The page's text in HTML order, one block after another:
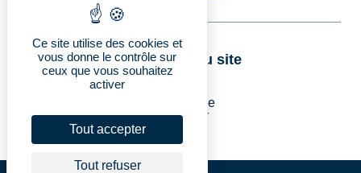
Rubriques du site
Vie pratique
Découvrir
Ce site utilise des cookies et
vous donne le contrôle sur
ceux que vous souhaitez
activer
Tout accepter
Tout refuser